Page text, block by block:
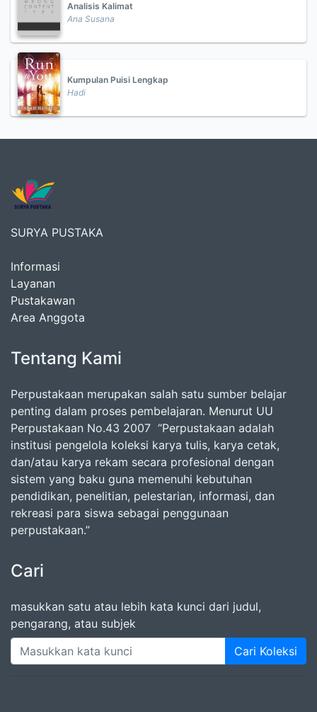
Analisis Kalimat
Ana Susana
Kumpulan Puisi Lengkap
Hadi
SURYA PUSTAKA
Informasi
Layanan
Pustakawan
Area Anggota
Tentang Kami
Perpustakaan merupakan salah satu sumber belajar
penting dalam proses pembelajaran. Menurut UU
Perpustakaan No.43 2007 “Perpustakaan adalah
institusi pengelola koleksi karya tulis, karya cetak,
dan/atau karya rekam secara profesional dengan
sistem yang baku guna memenuhi kebutuhan
pendidikan, penelitian, pelestarian, informasi, dan
rekreasi para siswa sebagai penggunaan
perpustakaan.”
Cari
masukkan satu atau lebih kata kunci dari judul,
pengarang, atau subjek
Cari Koleksi